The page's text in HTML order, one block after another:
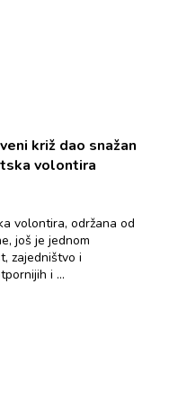
križ dao snažan
volontira
volontira, održana od
još je jednom
zajedništvo i
i ...